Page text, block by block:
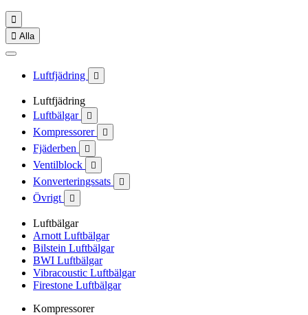

 Alla
Luftfjädring 
Luftfjädring
Luftbälgar

Kompressorer 
Fjäderben 
Ventilblock 
Konverteringssats 
Övrigt 
Luftbälgar
Arnott Luftbälgar
Bilstein Luftbälgar
BWI Luftbälgar
Vibracoustic Luftbälgar
Firestone Luftbälgar
Kompressorer